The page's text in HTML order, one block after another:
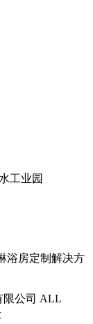
工业园
浴房定制解决方
限公司 ALL